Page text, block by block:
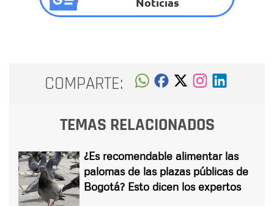
COMPARTE:
TEMAS RELACIONADOS
¿Es recomendable alimentar las
palomas de las plazas públicas de
Bogotá? Esto dicen los expertos